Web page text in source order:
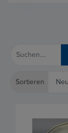
Sortieren